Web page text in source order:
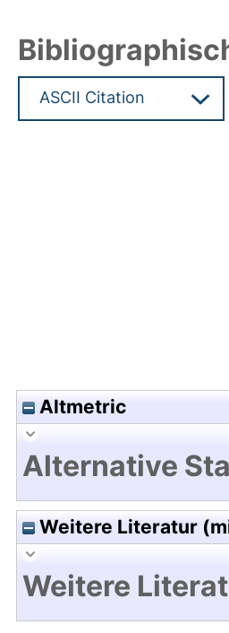
Altmetric
Alternative
Weitere Literatur
Weitere